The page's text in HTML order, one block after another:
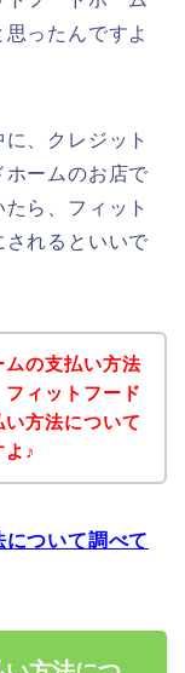
ったんですよ
、クレジット
ホームのお店で
ら、フィット
れるといいで
ムの支払い方法
ィットフード
方法について
♪
ついて調べて